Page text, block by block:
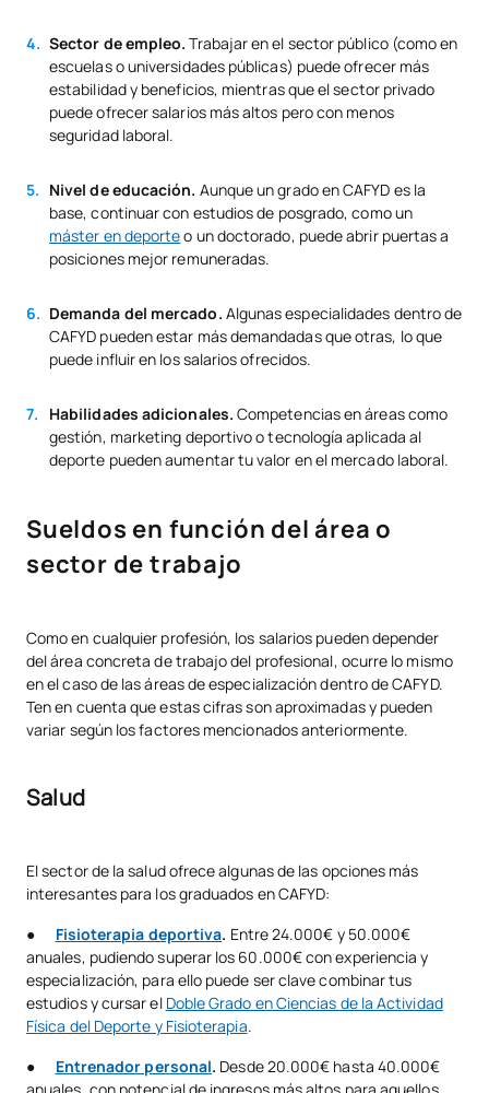
Sector de empleo. Trabajar en el sector público (como en
escuelas o universidades públicas) puede ofrecer más
estabilidad y beneficios, mientras que el sector privado
puede ofrecer salarios más altos pero con menos
seguridad laboral.
Nivel de educación. Aunque un grado en CAFYD es la
base, continuar con estudios de posgrado, como un
máster en deporteo un doctorado, puede abrir puertas a
posiciones mejor remuneradas.
Demanda del mercado. Algunas especialidades dentro de
CAFYD pueden estar más demandadas que otras, lo que
puede influir en los salarios ofrecidos.
Habilidades adicionales. Competencias en áreas como
gestión, marketing deportivo o tecnología aplicada al
deporte pueden aumentar tu valor en el mercado laboral.
Sueldos en función del área o
sector de trabajo
Como en cualquier profesión, los salarios pueden depender
del área concreta de trabajo del profesional, ocurre lo mismo
en el caso de las áreas de especialización dentro de CAFYD.
Ten en cuenta que estas cifras son aproximadas y pueden
variar según los factores mencionados anteriormente.
Salud
El sector de la salud ofrece algunas de las opciones más
interesantes para los graduados en CAFYD:
● Fisioterapia deportiva. Entre 24.000€ y 50.000€
anuales, pudiendo superar los 60.000€ con experiencia y
especialización, para ello puede ser clave combinar tus
estudios y cursar el Doble Grado en Ciencias de la Actividad
Física del Deporte y Fisioterapia.
● Entrenador personal. Desde 20.000€ hasta 40.000€